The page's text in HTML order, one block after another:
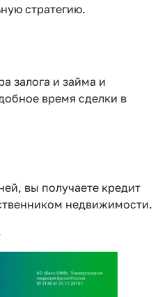
стратегию.
залога и займа и
время сделки в
вы получаете кредит
недвижимости.